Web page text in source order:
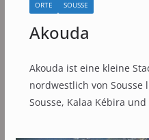
ORTE SOUSSE
Akouda
Akouda ist eine kleine
nordwestlich von Sousse
Sousse, Kalaa Kébira und